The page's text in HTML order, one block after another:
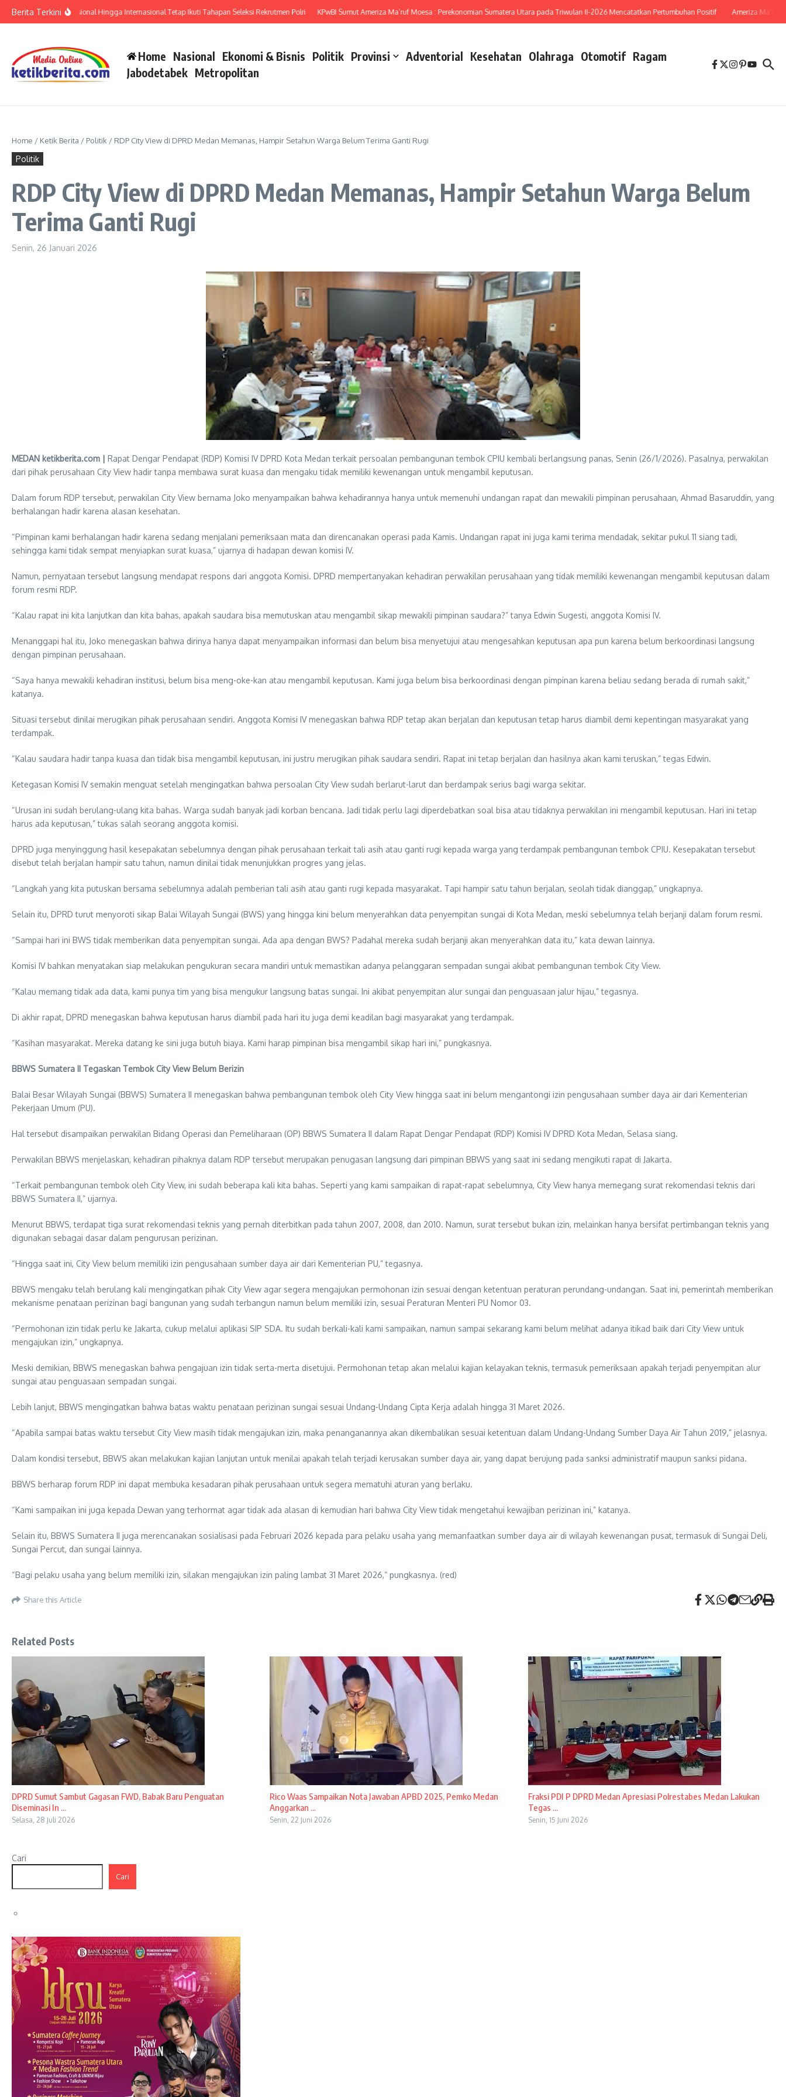
Berita Terkini
Prestasi Nasional Hingga Internasional Tetap Ikuti Tahapan Seleksi Rekrutmen Polri KPwBI Sumut Ameriza Ma’ruf Moesa : Perekonomian Sumatera Utara pada Triwulan II-2026 Mencatatkan Pertumbuhan Positif Ameriza Ma’ruf Moesa
Home Nasional Ekonomi & Bisnis Politik Provinsi Adventorial Kesehatan Olahraga Otomotif Ragam
Jabodetabek Metropolitan
Home / Ketik Berita / Politik / RDP City View di DPRD Medan Memanas, Hampir Setahun Warga Belum Terima Ganti Rugi
Politik
RDP City View di DPRD Medan Memanas, Hampir Setahun Warga Belum
Terima Ganti Rugi
Senin, 26 Januari 2026
MEDAN ketikberita.com | Rapat Dengar Pendapat (RDP) Komisi IV DPRD Kota Medan terkait persoalan pembangunan tembok CPIU kembali berlangsung panas, Senin (26/1/2026). Pasalnya, perwakilan
dari pihak perusahaan City View hadir tanpa membawa surat kuasa dan mengaku tidak memiliki kewenangan untuk mengambil keputusan.
Dalam forum RDP tersebut, perwakilan City View bernama Joko menyampaikan bahwa kehadirannya hanya untuk memenuhi undangan rapat dan mewakili pimpinan perusahaan, Ahmad Basaruddin, yang
berhalangan hadir karena alasan kesehatan.
“Pimpinan kami berhalangan hadir karena sedang menjalani pemeriksaan mata dan direncanakan operasi pada Kamis. Undangan rapat ini juga kami terima mendadak, sekitar pukul 11 siang tadi,
sehingga kami tidak sempat menyiapkan surat kuasa,” ujarnya di hadapan dewan komisi IV.
Namun, pernyataan tersebut langsung mendapat respons dari anggota Komisi. DPRD mempertanyakan kehadiran perwakilan perusahaan yang tidak memiliki kewenangan mengambil keputusan dalam
forum resmi RDP.
“Kalau rapat ini kita lanjutkan dan kita bahas, apakah saudara bisa memutuskan atau mengambil sikap mewakili pimpinan saudara?” tanya Edwin Sugesti, anggota Komisi IV.
Menanggapi hal itu, Joko menegaskan bahwa dirinya hanya dapat menyampaikan informasi dan belum bisa menyetujui atau mengesahkan keputusan apa pun karena belum berkoordinasi langsung
dengan pimpinan perusahaan.
“Saya hanya mewakili kehadiran institusi, belum bisa meng-oke-kan atau mengambil keputusan. Kami juga belum bisa berkoordinasi dengan pimpinan karena beliau sedang berada di rumah sakit,”
katanya.
Situasi tersebut dinilai merugikan pihak perusahaan sendiri. Anggota Komisi IV menegaskan bahwa RDP tetap akan berjalan dan keputusan tetap harus diambil demi kepentingan masyarakat yang
terdampak.
“Kalau saudara hadir tanpa kuasa dan tidak bisa mengambil keputusan, ini justru merugikan pihak saudara sendiri. Rapat ini tetap berjalan dan hasilnya akan kami teruskan,” tegas Edwin.
Ketegasan Komisi IV semakin menguat setelah mengingatkan bahwa persoalan City View sudah berlarut-larut dan berdampak serius bagi warga sekitar.
“Urusan ini sudah berulang-ulang kita bahas. Warga sudah banyak jadi korban bencana. Jadi tidak perlu lagi diperdebatkan soal bisa atau tidaknya perwakilan ini mengambil keputusan. Hari ini tetap
harus ada keputusan,” tukas salah seorang anggota komisi.
DPRD juga menyinggung hasil kesepakatan sebelumnya dengan pihak perusahaan terkait tali asih atau ganti rugi kepada warga yang terdampak pembangunan tembok CPIU. Kesepakatan tersebut
disebut telah berjalan hampir satu tahun, namun dinilai tidak menunjukkan progres yang jelas.
“Langkah yang kita putuskan bersama sebelumnya adalah pemberian tali asih atau ganti rugi kepada masyarakat. Tapi hampir satu tahun berjalan, seolah tidak dianggap,” ungkapnya.
Selain itu, DPRD turut menyoroti sikap Balai Wilayah Sungai (BWS) yang hingga kini belum menyerahkan data penyempitan sungai di Kota Medan, meski sebelumnya telah berjanji dalam forum resmi.
“Sampai hari ini BWS tidak memberikan data penyempitan sungai. Ada apa dengan BWS? Padahal mereka sudah berjanji akan menyerahkan data itu,” kata dewan lainnya.
Komisi IV bahkan menyatakan siap melakukan pengukuran secara mandiri untuk memastikan adanya pelanggaran sempadan sungai akibat pembangunan tembok City View.
“Kalau memang tidak ada data, kami punya tim yang bisa mengukur langsung batas sungai. Ini akibat penyempitan alur sungai dan penguasaan jalur hijau,” tegasnya.
Di akhir rapat, DPRD menegaskan bahwa keputusan harus diambil pada hari itu juga demi keadilan bagi masyarakat yang terdampak.
“Kasihan masyarakat. Mereka datang ke sini juga butuh biaya. Kami harap pimpinan bisa mengambil sikap hari ini,” pungkasnya.
BBWS Sumatera II Tegaskan Tembok City View Belum Berizin
Balai Besar Wilayah Sungai (BBWS) Sumatera II menegaskan bahwa pembangunan tembok oleh City View hingga saat ini belum mengantongi izin pengusahaan sumber daya air dari Kementerian
Pekerjaan Umum (PU).
Hal tersebut disampaikan perwakilan Bidang Operasi dan Pemeliharaan (OP) BBWS Sumatera II dalam Rapat Dengar Pendapat (RDP) Komisi IV DPRD Kota Medan, Selasa siang.
Perwakilan BBWS menjelaskan, kehadiran pihaknya dalam RDP tersebut merupakan penugasan langsung dari pimpinan BBWS yang saat ini sedang mengikuti rapat di Jakarta.
“Terkait pembangunan tembok oleh City View, ini sudah beberapa kali kita bahas. Seperti yang kami sampaikan di rapat-rapat sebelumnya, City View hanya memegang surat rekomendasi teknis dari
BBWS Sumatera II,” ujarnya.
Menurut BBWS, terdapat tiga surat rekomendasi teknis yang pernah diterbitkan pada tahun 2007, 2008, dan 2010. Namun, surat tersebut bukan izin, melainkan hanya bersifat pertimbangan teknis yang
digunakan sebagai dasar dalam pengurusan perizinan.
“Hingga saat ini, City View belum memiliki izin pengusahaan sumber daya air dari Kementerian PU,” tegasnya.
BBWS mengaku telah berulang kali mengingatkan pihak City View agar segera mengajukan permohonan izin sesuai dengan ketentuan peraturan perundang-undangan. Saat ini, pemerintah memberikan
mekanisme penataan perizinan bagi bangunan yang sudah terbangun namun belum memiliki izin, sesuai Peraturan Menteri PU Nomor 03.
“Permohonan izin tidak perlu ke Jakarta, cukup melalui aplikasi SIP SDA. Itu sudah berkali-kali kami sampaikan, namun sampai sekarang kami belum melihat adanya itikad baik dari City View untuk
mengajukan izin,” ungkapnya.
Meski demikian, BBWS menegaskan bahwa pengajuan izin tidak serta-merta disetujui. Permohonan tetap akan melalui kajian kelayakan teknis, termasuk pemeriksaan apakah terjadi penyempitan alur
sungai atau penguasaan sempadan sungai.
Lebih lanjut, BBWS mengingatkan bahwa batas waktu penataan perizinan sungai sesuai Undang-Undang Cipta Kerja adalah hingga 31 Maret 2026.
“Apabila sampai batas waktu tersebut City View masih tidak mengajukan izin, maka penanganannya akan dikembalikan sesuai ketentuan dalam Undang-Undang Sumber Daya Air Tahun 2019,” jelasnya.
Dalam kondisi tersebut, BBWS akan melakukan kajian lanjutan untuk menilai apakah telah terjadi kerusakan sumber daya air, yang dapat berujung pada sanksi administratif maupun sanksi pidana.
BBWS berharap forum RDP ini dapat membuka kesadaran pihak perusahaan untuk segera mematuhi aturan yang berlaku.
“Kami sampaikan ini juga kepada Dewan yang terhormat agar tidak ada alasan di kemudian hari bahwa City View tidak mengetahui kewajiban perizinan ini,” katanya.
Selain itu, BBWS Sumatera II juga merencanakan sosialisasi pada Februari 2026 kepada para pelaku usaha yang memanfaatkan sumber daya air di wilayah kewenangan pusat, termasuk di Sungai Deli,
Sungai Percut, dan sungai lainnya.
“Bagi pelaku usaha yang belum memiliki izin, silakan mengajukan izin paling lambat 31 Maret 2026,” pungkasnya. (red)
Share this Article
Related Posts
DPRD Sumut Sambut Gagasan FWD, Babak Baru Penguatan
Diseminasi In ...
Selasa, 28 Juli 2026
Rico Waas Sampaikan Nota Jawaban APBD 2025, Pemko Medan
Anggarkan ...
Senin, 22 Juni 2026
Fraksi PDI P DPRD Medan Apresiasi Polrestabes Medan Lakukan
Tegas ...
Senin, 15 Juni 2026
Cari
Cari